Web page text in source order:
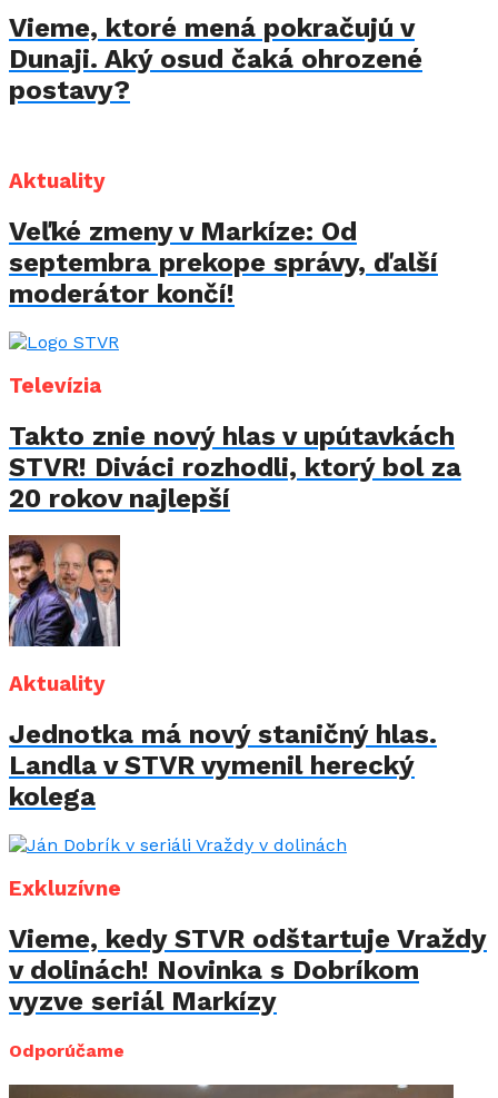
Vieme, ktoré mená pokračujú v
Dunaji. Aký osud čaká ohrozené
postavy?
Aktuality
Veľké zmeny v Markíze: Od
septembra prekope správy, ďalší
moderátor končí!
Televízia
Takto znie nový hlas v upútavkách
STVR! Diváci rozhodli, ktorý bol za
20 rokov najlepší
Aktuality
Jednotka má nový staničný hlas.
Landla v STVR vymenil herecký
kolega
Exkluzívne
Vieme, kedy STVR odštartuje Vraždy
v dolinách! Novinka s Dobríkom
vyzve seriál Markízy
Odporúčame